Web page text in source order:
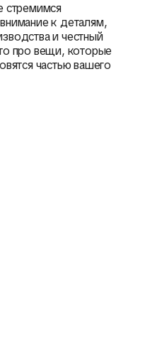
стремимся
к деталям,
и честный
про вещи, которые
частью вашего